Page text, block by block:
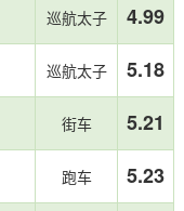
巡航太子 4.99
巡航太子 5.18
街车 5.21
跑车 5.23